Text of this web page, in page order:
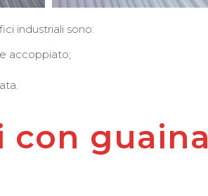
industriali sono:
accoppiato;
con guaina